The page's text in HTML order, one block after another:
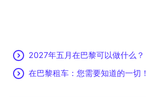
2027年五月在巴黎可以做什么？
在巴黎租车：您需要知道的一切！